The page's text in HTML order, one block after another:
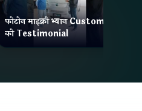
फोटोन माइक्रो भ्यान Customer
को Testimonial